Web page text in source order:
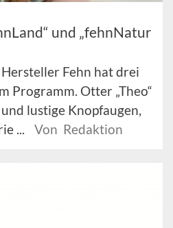
und „fehnNatur
Fehn hat drei
Programm. Otter „Theo“
lustige Knopfaugen,
...
Von Redaktion